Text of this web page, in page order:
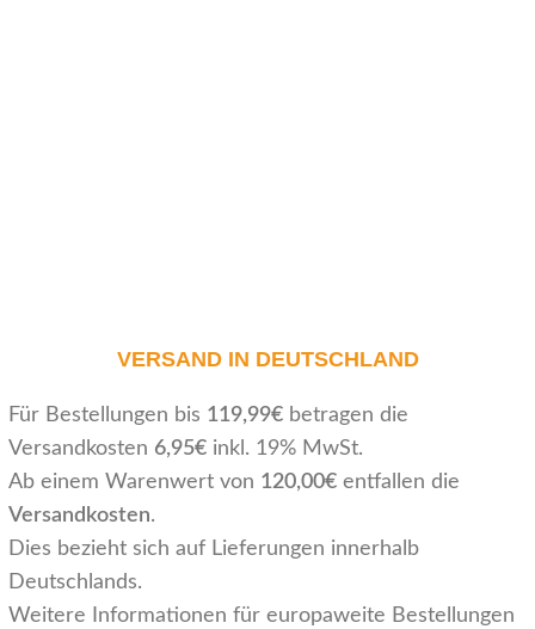
VERSAND IN DEUTSCHLAND
Für Bestellungen bis 119,99€ betragen die
Versandkosten 6,95€ inkl. 19% MwSt.
Ab einem Warenwert von 120,00€ entfallen die
Versandkosten.
Dies bezieht sich auf Lieferungen innerhalb
Deutschlands.
Weitere Informationen für europaweite Bestellungen